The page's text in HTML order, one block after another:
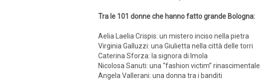
Tra le 101 donne che hanno fatto grande Bologna:
Aelia Laelia Crispis: un mistero inciso nella pietra
Virginia Galluzzi: una Giulietta nella città delle torri
Caterina Sforza: la signora di Imola
Nicolosa Sanuti: una “fashion victim” rinascimentale
Angela Vallerani: una donna tra i banditi